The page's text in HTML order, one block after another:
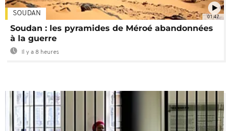
01:47
SOUDAN
Soudan : les pyramides de Méroé abandonnées
à la guerre
Il y a 8 heures